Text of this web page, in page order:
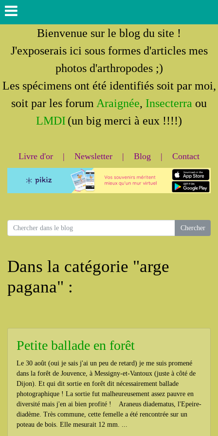
Bienvenue sur le blog du site !
J'exposerais ici sous formes d'articles mes
photos d'arthropodes ;)
Les spécimens ont été identifiés soit par moi,
soit par les forum Araignée, Insecterra ou
LMDI (un big merci à eux !!!!)
Livre d'or | Newsletter | Blog | Contact
Dans la catégorie "arge
pagana" :
Petite ballade en forêt
Le 30 août (oui je sais j'ai un peu de retard) je me suis promené
dans la forêt de Jouvence, à Messigny-et-Vantoux (juste à côté de
Dijon). Et qui dit sortie en forêt dit nécessairement ballade
photographique ! La sortie fut malheureusement assez pauvre en
diversité mais j'en ai bien profité ! Araneus diadematus, l'Epeire-
diadème. Très commune, cette femelle a été rencontrée sur un
poteau de bois. Elle mesurait 12 mm. ...